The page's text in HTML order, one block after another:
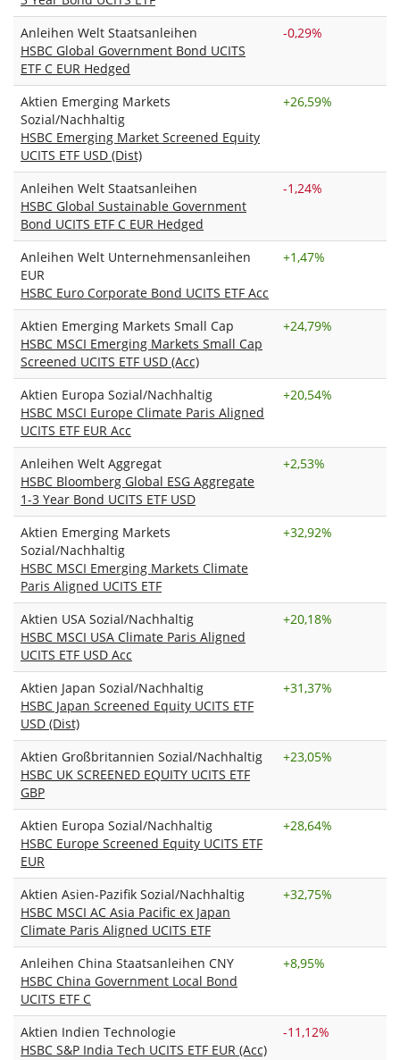
Anleihen Welt Staatsanleihen
HSBC Global Government Bond UCITS
ETF C EUR Hedged
-0,29%
Aktien Emerging Markets
Sozial/Nachhaltig
HSBC Emerging Market Screened Equity
UCITS ETF USD (Dist)
+26,59%
Anleihen Welt Staatsanleihen
HSBC Global Sustainable Government
Bond UCITS ETF C EUR Hedged
-1,24%
Anleihen Welt Unternehmensanleihen
EUR
HSBC Euro Corporate Bond UCITS ETF Acc
+1,47%
Aktien Emerging Markets Small Cap
HSBC MSCI Emerging Markets Small Cap
Screened UCITS ETF USD (Acc)
+24,79%
Aktien Europa Sozial/Nachhaltig
HSBC MSCI Europe Climate Paris Aligned
UCITS ETF EUR Acc
+20,54%
Anleihen Welt Aggregat
HSBC Bloomberg Global ESG Aggregate
1-3 Year Bond UCITS ETF USD
+2,53%
Aktien Emerging Markets
Sozial/Nachhaltig
HSBC MSCI Emerging Markets Climate
Paris Aligned UCITS ETF
+32,92%
Aktien USA Sozial/Nachhaltig
HSBC MSCI USA Climate Paris Aligned
UCITS ETF USD Acc
+20,18%
Aktien Japan Sozial/Nachhaltig
HSBC Japan Screened Equity UCITS ETF
USD (Dist)
+31,37%
Aktien Großbritannien Sozial/Nachhaltig
HSBC UK SCREENED EQUITY UCITS ETF
GBP
+23,05%
Aktien Europa Sozial/Nachhaltig
HSBC Europe Screened Equity UCITS ETF
EUR
+28,64%
Aktien Asien-Pazifik Sozial/Nachhaltig
HSBC MSCI AC Asia Pacific ex Japan
Climate Paris Aligned UCITS ETF
+32,75%
Anleihen China Staatsanleihen CNY
HSBC China Government Local Bond
UCITS ETF C
+8,95%
Aktien Indien Technologie
HSBC S&P India Tech UCITS ETF EUR (Acc)
-11,12%